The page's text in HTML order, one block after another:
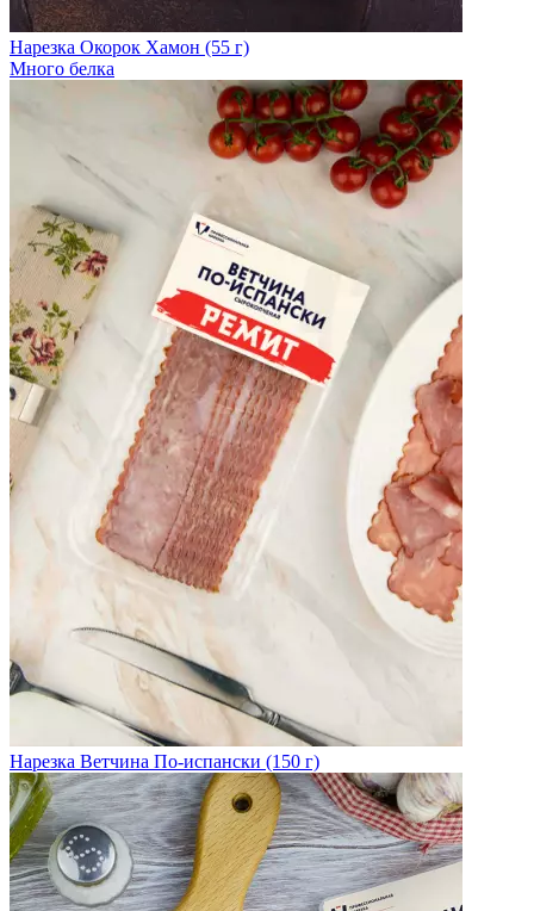
Нарезка Окорок Хамон (55 г)
Много белка
Нарезка Ветчина По-испански (150 г)